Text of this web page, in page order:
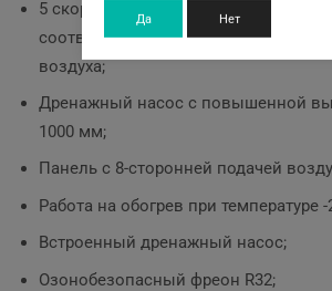
5 скоростей вентилятора можно
соответствии с различными
воздуха;
Дренажный насос с повышенной
1000 мм;
Панель с 8-сторонней подачей
Работа на обогрев при температуре -
Встроенный дренажный насос;
Озонобезопасный фреон R32;
Да Нет